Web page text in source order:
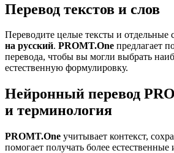
Перевод текстов и слов
Переводите целые тексты и отдельные
на русский. PROMT.One предлагает
перевода, чтобы вы могли выбрать
естественную формулировку.
Нейронный перевод
и терминология
PROMT.One учитывает контекст,
помогает получать более